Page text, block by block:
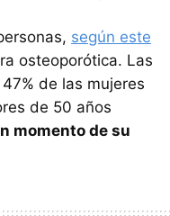
según este
osteoporótica. Las
de las mujeres
de 50 años
momento de su